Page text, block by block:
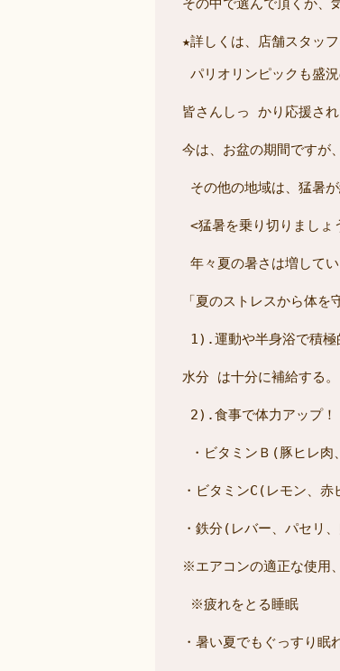
★詳しくは、店舗スタッ
パリオリンピックも盛
皆さんしっ かり応援さ
今は、お盆の期間ですが
その他の地域は、猛暑
<猛暑を乗り切りましょ
年々夏の暑さは増してい
「夏のストレスから体を
1).運動や半身浴で積極
水分 は十分に補給する。
2).食事で体力アップ！
・ビタミンＢ(豚ヒレ肉
・ビタミンC(レモン、
・鉄分(レバー、パセリ
※エアコンの適正な使用
※疲れをとる睡眠
・暑い夏でもぐっすり眠